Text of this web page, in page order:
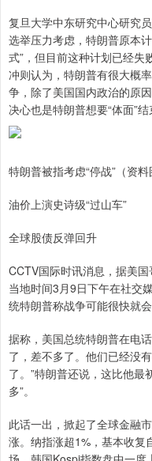
复旦大学中东研究中心研究
选举压力考虑，特朗普原本
式”，但目前这种计划已经失
冲则认为，特朗普有很大概
争，除了美国国内政治的原
决心也是特朗普想要“体面”结
特朗普被指考虑“停战”（资料
油价上演史诗级“过山车”
全球股债反弹回升
CCTV国际时讯消息，据美
当地时间3月9日下午在社交
统特朗普称战争可能很快就会
据称，美国总统特朗普在电
了，差不多了。他们已经没
了。”特朗普还说，这比他最
多”。
此话一出，掀起了全球金融
涨。纳指涨超1%，基本收复